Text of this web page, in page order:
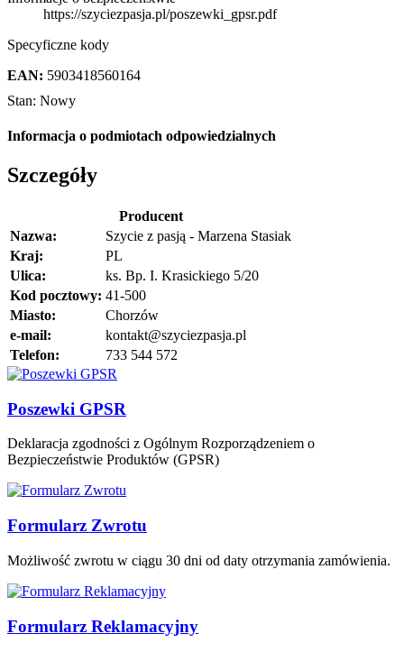
https://szyciezpasja.pl/poszewki_gpsr.pdf
Specyficzne kody
EAN: 5903418560164
Stan: Nowy
Informacja o podmiotach odpowiedzialnych
Szczegóły
Producent
Nazwa:
Szycie z pasją - Marzena Stasiak
Kraj:
PL
Ulica:
ks. Bp. I. Krasickiego 5/20
Kod pocztowy: 41-500
Miasto:
Chorzów
e-mail:
kontakt@szyciezpasja.pl
Telefon:
733 544 572
Poszewki GPSR
Deklaracja zgodności z Ogólnym Rozporządzeniem o
Bezpieczeństwie Produktów (GPSR)
Formularz Zwrotu
Możliwość zwrotu w ciągu 30 dni od daty otrzymania zamówienia.
Formularz Reklamacyjny